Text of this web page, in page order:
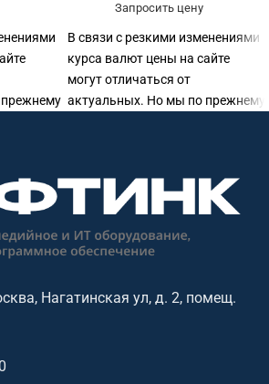
Запросить цену
В связи с резкими изменениями
курса валют цены на сайте
могут отличаться от
актуальных. Но мы по прежнему
Нагатинская ул, д. 2, помещ.